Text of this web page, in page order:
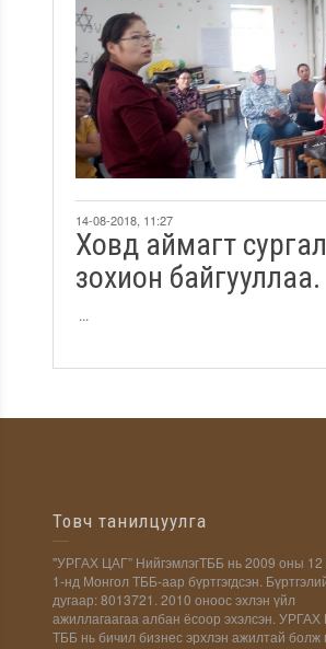
14-08-2018, 11:27
Ховд аймагт
зохион байгууллаа.
...
Товч танилцуулга
"УРГАХ ЦАГ” НийгэмлэгТББ нь 2009 оны
1-нд Монгол ТББ-аар бүртгэгдсэн.
дугаар: 8013721. 2010 оноос эхлэн үйл
ажиллагаагаа албан ёсоор эхэлсэн.
ТББ нь бичил бизнес эрхлэн ажилтай болж